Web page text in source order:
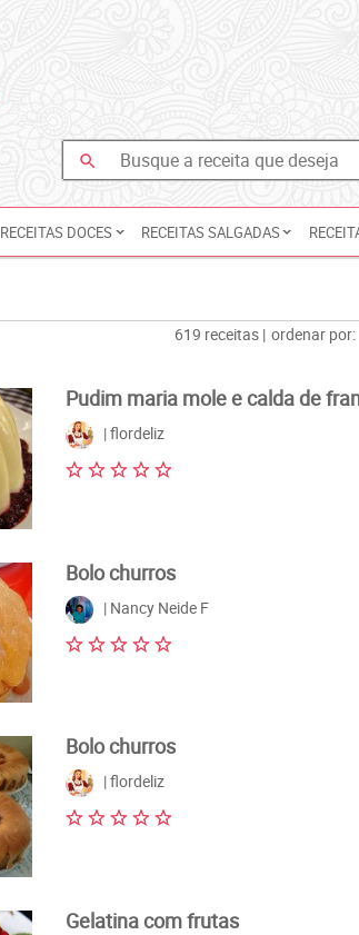
search
RECEITAS DOCES RECEITAS SALGADAS
619 receitas | ordenar por:
Pudim maria mole e calda de
| flordeliz
Bolo churros
| Nancy Neide F
Bolo churros
| flordeliz
Gelatina com frutas